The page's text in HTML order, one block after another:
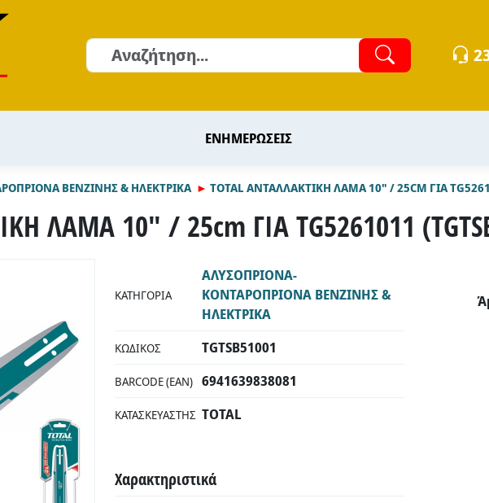
ΕΝΗΜΕΡΩΣΕΙΣ
ΒΕΝΖΙΝΗΣ & ΗΛΕΚΤΡΙΚΑ TOTAL ΑΝΤΑΛΛΑΚΤΙΚΗ ΛΑΜΑ 10" / 25CM ΓΙΑ
ΛΑΜΑ 10" / 25cm ΓΙΑ TG5261011
ΚΑΤΗΓΟΡΊΑ
ΑΛΥΣΟΠΡΙΟΝΑ-
ΚΟΝΤΑΡΟΠΡΙΟΝΑ ΒΕΝΖΙΝΗΣ &
ΗΛΕΚΤΡΙΚΑ
ΚΩΔΙΚΌΣ TGTSB51001
BARCODE (EAN) 6941639838081
ΚΑΤΑΣΚΕΥΑΣΤΉΣ TOTAL
Χαρακτηριστικά